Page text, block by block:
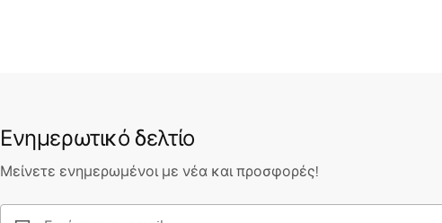
Ενημερωτικό δελτίο
Μείνετε ενημερωμένοι με νέα και προσφορές!